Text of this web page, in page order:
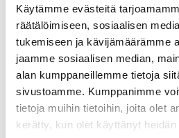
Käytämme evästeitä
räätälöimiseen, sosiaalisen
tukemiseen ja kävijämäärämme
jaamme sosiaalisen median,
alan kumppaneillemme tietoja
sivustoamme. Kumppanimme
tietoja muihin tietoihin, joita olet
kerätty, kun olet käyttänyt heidän
koulutuksen järjestäjän,
tai palvelujen tarjoajan on
kulloisessakin tilanteessa
mukautukset, jotta
yhdenvertaisesti muiden
viranomaisen palveluita sekä
ja yleisesti tarjolla olevia
samoin kuin suoriutua